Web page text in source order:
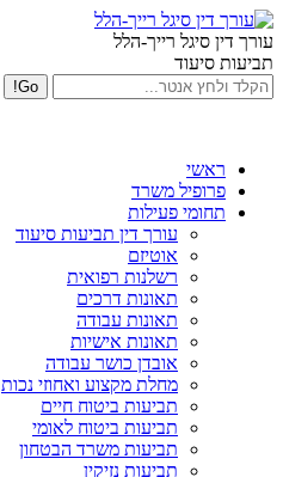
עורך דין סיגל רייך-הלל
תביעות סיעוד
ראשי
פרופיל משרד
תחומי פעילות
עורך דין תביעות סיעוד
אוטיזם
רשלנות רפואית
תאונות דרכים
תאונות עבודה
תאונות אישיות
אובדן כושר עבודה
מחלת מקצוע ואחוזי נכות
תביעות ביטוח חיים
תביעות ביטוח לאומי
תביעות משרד הבטחון
תביעות נזיקין